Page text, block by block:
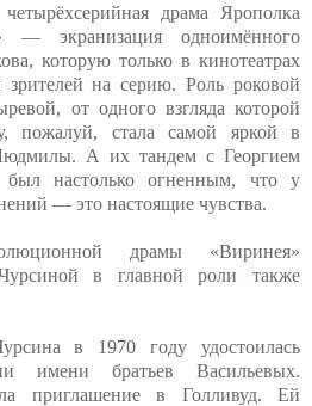
драма Ярополка
— экранизация одноимённого
которую только в кинотеатрах
на серию. Роль роковой
от одного взгляда которой
пожалуй, стала самой яркой в
А их тандем с Георгием
настолько огненным, что у
— это настоящие чувства.
драмы «Виринея»
в главной роли также
в 1970 году удостоилась
имени братьев Васильевых.
приглашение в Голливуд. Ей